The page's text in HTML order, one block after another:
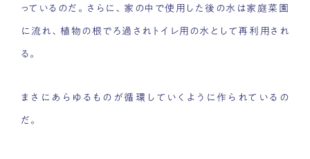
っているのだ。さらに、家の中で使用した後の水は家庭菜園
に流れ、植物の根でろ過されトイレ用の水として再利用され
る。
まさにあらゆるものが循環していくように作られているの
だ。